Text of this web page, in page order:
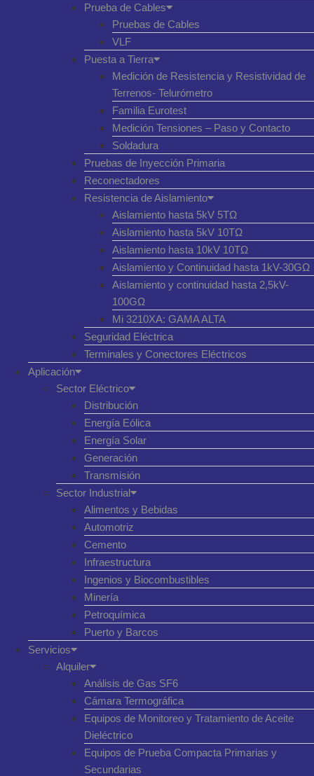
Prueba de Cables
Pruebas de Cables
VLF
Puesta a Tierra
Medición de Resistencia y Resistividad de
Terrenos- Telurómetro
Familia Eurotest
Medición Tensiones – Paso y Contacto
Soldadura
Pruebas de Inyección Primaria
Reconectadores
Resistencia de Aislamiento
Aislamiento hasta 5kV 5TΩ
Aislamiento hasta 5kV 10TΩ
Aislamiento hasta 10kV 10TΩ
Aislamiento y Continuidad hasta 1kV-30GΩ
Aislamiento y continuidad hasta 2,5kV-
100GΩ
Mi 3210XA: GAMA ALTA
Seguridad Eléctrica
Terminales y Conectores Eléctricos
Aplicación
Sector Eléctrico
Distribución
Energía Eólica
Energía Solar
Generación
Transmisión
Sector Industrial
Alimentos y Bebidas
Automotriz
Cemento
Infraestructura
Ingenios y Biocombustibles
Minería
Petroquímica
Puerto y Barcos
Servicios
Alquiler
Análisis de Gas SF6
Cámara Termográfica
Equipos de Monitoreo y Tratamiento de Aceite
Dieléctrico
Equipos de Prueba Compacta Primarias y
Secundarias